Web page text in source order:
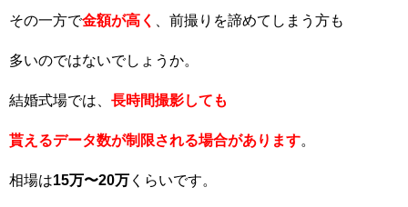
その一方で金額が高く 、前撮りを諦めてしまう方も
多いのではないでしょうか。
結婚式場では、 長時間撮影しても
貰えるデータ数が制限される場合があります
相場は15万〜20万 くらいです。